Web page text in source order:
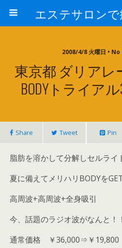
2008/4/8 火曜日 •
東京都 ダリア
BODYトライア
Share Tweet Pin
脂肪を溶かして分解しセルライ
夏に備えてメリハリBODYを
高周波+高周波+全身吸引
今、話題のラジオ波がなんと！！
通常価格 ￥36,000⇒￥19,800